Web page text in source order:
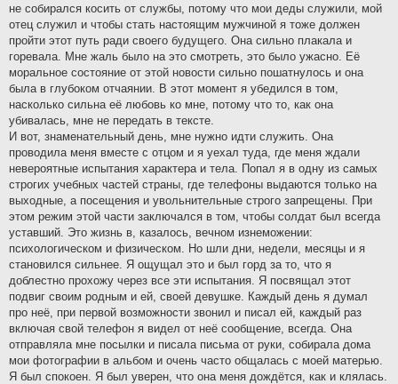
не собирался косить от службы, потому что мои деды служили, мой
отец служил и чтобы стать настоящим мужчиной я тоже должен
пройти этот путь ради своего будущего. Она сильно плакала и
горевала. Мне жаль было на это смотреть, это было ужасно. Её
моральное состояние от этой новости сильно пошатнулось и она
была в глубоком отчаянии. В этот момент я убедился в том,
насколько сильна её любовь ко мне, потому что то, как она
убивалась, мне не передать в тексте.
И вот, знаменательный день, мне нужно идти служить. Она
проводила меня вместе с отцом и я уехал туда, где меня ждали
невероятные испытания характера и тела. Попал я в одну из самых
строгих учебных частей страны, где телефоны выдаются только на
выходные, а посещения и увольнительные строго запрещены. При
этом режим этой части заключался в том, чтобы солдат был всегда
уставший. Это жизнь в, казалось, вечном изнеможении:
психологическом и физическом. Но шли дни, недели, месяцы и я
становился сильнее. Я ощущал это и был горд за то, что я
доблестно прохожу через все эти испытания. Я посвящал этот
подвиг своим родным и ей, своей девушке. Каждый день я думал
про неё, при первой возможности звонил и писал ей, каждый раз
включая свой телефон я видел от неё сообщение, всегда. Она
отправляла мне посылки и писала письма от руки, собирала дома
мои фотографии в альбом и очень часто общалась с моей матерью.
Я был спокоен. Я был уверен, что она меня дождётся, как и клялась.